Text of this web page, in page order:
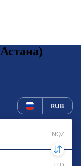
RUB
NQZ